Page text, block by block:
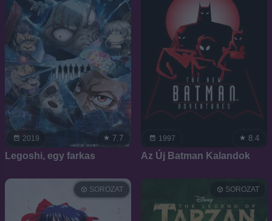
2019 7.7
Legoshi, egy farkas
1997 8.4
Az Új Batman Kalandok
SOROZAT SOROZAT